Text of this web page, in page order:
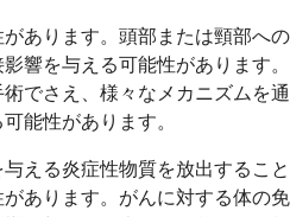
あります。頭部または頸部への
響を与える可能性があります。
でさえ、様々なメカニズムを通
能性があります。
える炎症性物質を放出すること
あります。がんに対する体の免